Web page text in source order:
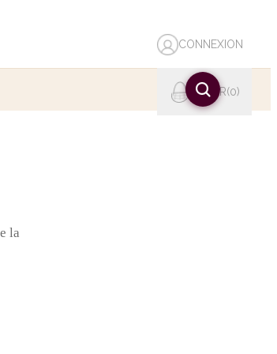
CONNEXION
PANIER 0
la